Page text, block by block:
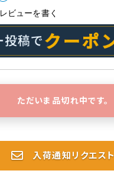
レビューを書く
ただいま品切れ中です。
入荷通知リクエスト